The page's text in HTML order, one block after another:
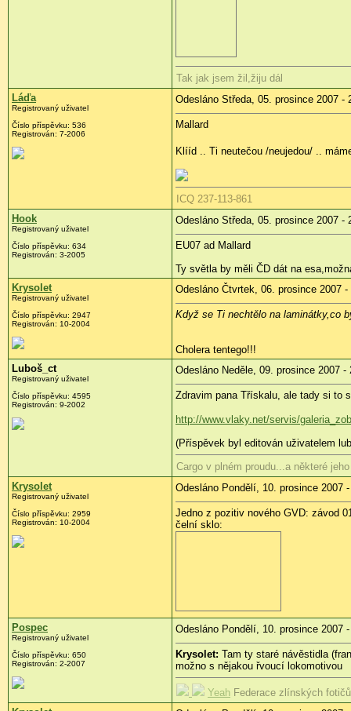
Tak jak jsem žil,žiju dál
Láďa
Registrovaný uživatel
Číslo příspěvku: 536
Registrován: 7-2006
Odesláno Středa, 05. prosince 2007 -
Mallard
Klííd .. Ti neutečou /neujedou/ ..
ICQ 237-113-861
Hook
Registrovaný uživatel
Číslo příspěvku: 634
Registrován: 3-2005
Odesláno Středa, 05. prosince 2007 -
EU07 ad Mallard
Ty světla by měli ČD dát na
Krysolet
Registrovaný uživatel
Číslo příspěvku: 2947
Registrován: 10-2004
Odesláno Čtvrtek, 06. prosince 2007 -
Když se Ti nechtělo na laminátky,co
Cholera tentego!!!
Luboš_ct
Registrovaný uživatel
Číslo příspěvku: 4595
Registrován: 9-2002
Odesláno Neděle, 09. prosince 2007 -
Zdravim pana Třískalu, ale tady si to
http://www.vlaky.net/servis/
(Příspěvek byl editován uživatelem
Cargo v plném proudu...a některé
Krysolet
Registrovaný uživatel
Číslo příspěvku: 2959
Registrován: 10-2004
Odesláno Pondělí, 10. prosince 2007
Jedno z pozitiv nového GVD: závod
čelní sklo:
Pospec
Registrovaný uživatel
Číslo příspěvku: 650
Registrován: 2-2007
Odesláno Pondělí, 10. prosince 2007
Krysolet: Tam ty staré návěstidla
možno s nějakou řvoucí lokomotivou
Yeah Federace zlínských